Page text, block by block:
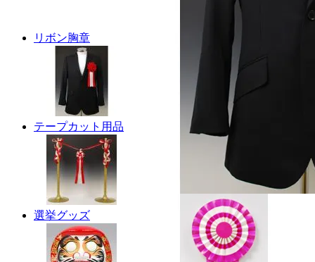
リボン胸章
テープカット用品
選挙グッズ